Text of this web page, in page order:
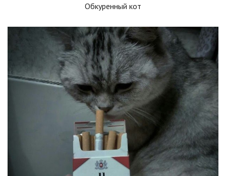
Обкуренный кот